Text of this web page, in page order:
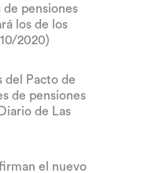
de pensiones
los de los
2020)
del Pacto de
de pensiones
de Las
el nuevo